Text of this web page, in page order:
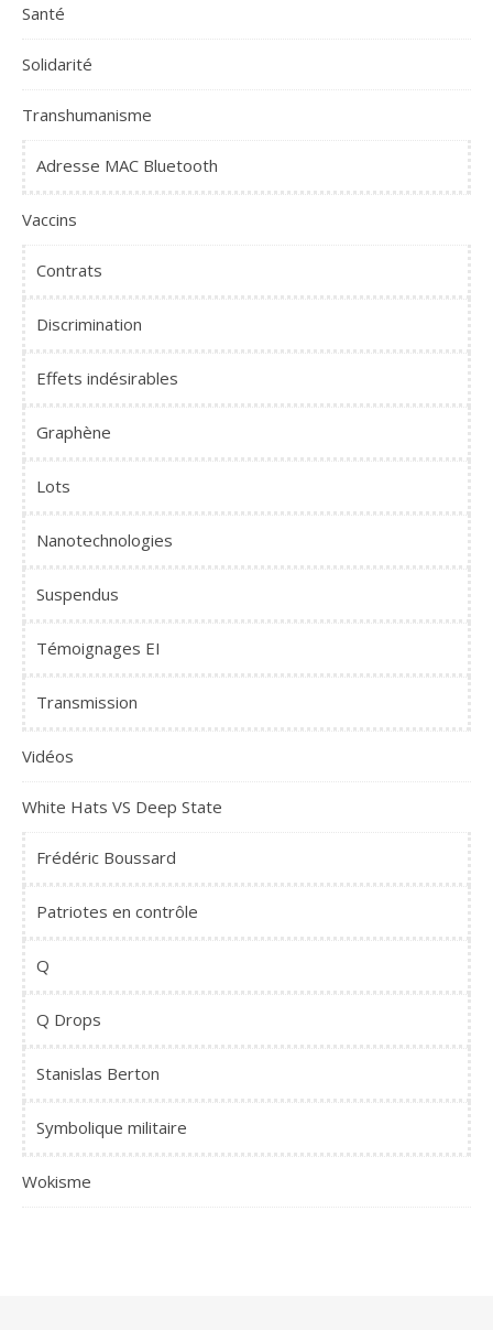
Santé
Solidarité
Transhumanisme
Adresse MAC Bluetooth
Vaccins
Contrats
Discrimination
Effets indésirables
Graphène
Lots
Nanotechnologies
Suspendus
Témoignages EI
Transmission
Vidéos
White Hats VS Deep State
Frédéric Boussard
Patriotes en contrôle
Q
Q Drops
Stanislas Berton
Symbolique militaire
Wokisme